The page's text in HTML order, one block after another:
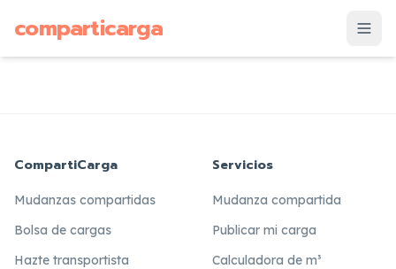
comparticarga
CompartiCarga
Mudanzas compartidas
Bolsa de cargas
Hazte transportista
Servicios
Mudanza compartida
Publicar mi carga
Calculadora de m³